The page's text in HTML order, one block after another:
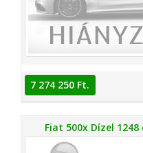
7 274 250 Ft.
Fiat 500x Dízel 1248